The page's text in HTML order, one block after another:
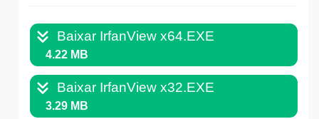
Baixar IrfanView x64.EXE
4.22 MB
Baixar IrfanView x32.EXE
3.29 MB